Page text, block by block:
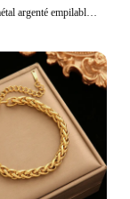
Bracelets en métal argenté empilables simples pour femmes, coeur chic vintage, ensemble de bijoux, document, maximum 11 pièces